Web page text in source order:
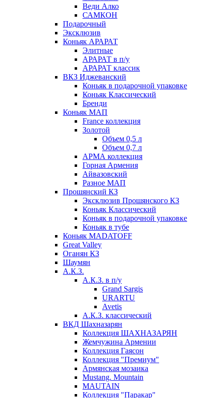
Веди Алко
САМКОН
Подарочный
Эксклюзив
Коньяк АРАРАТ
Элитные
АРАРАТ в п/у
АРАРАТ классик
ВКЗ Иджеванский
Коньяк в подарочной упаковке
Коньяк Классический
Бренди
Коньяк МАП
France коллекция
Золотой
Объем 0,5 л
Объем 0,7 л
АРМА коллекция
Горная Армения
Айвазовский
Разное МАП
Прошянский КЗ
Эксклюзив Прошянского КЗ
Коньяк Классический
Коньяк в подарочной упаковке
Коньяк в тубе
Коньяк MADATOFF
Great Valley
Оганян КЗ
Шаумян
А.К.З.
А.К.З. в п/у
Grand Sargis
URARTU
Avetis
А.К.З. классический
ВКД Шахназарян
Коллекция ШАХНАЗАРЯН
Жемчужина Армении
Коллекция Гаясон
Коллекция "Премиум"
Армянская мозаика
Mustang. Mountain
MAUTAIN
Коллекция "Паракар"